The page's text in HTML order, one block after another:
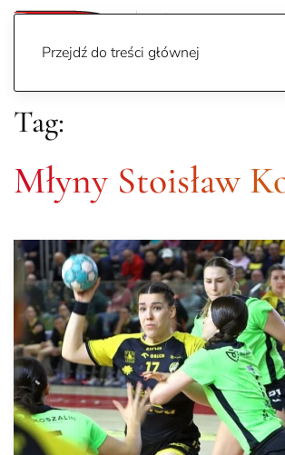
Przejdź do treści głównej
Tag:
Młyny Stoisław